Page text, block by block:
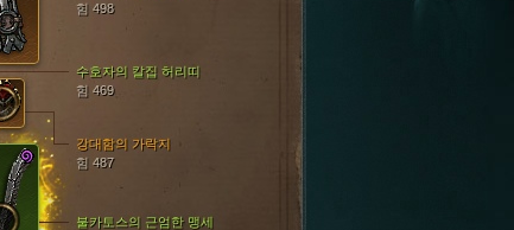
힘 498
불카토스의 근엄한 맹세
수호자의 칼집 허리띠
힘 469
강대함의 가락지
힘 487